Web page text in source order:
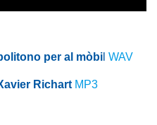
per al mòbi WAV
Richart MP3